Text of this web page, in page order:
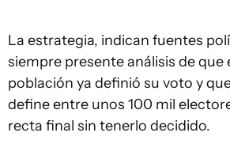
La estrategia, indican fuentes
siempre presente análisis de que
población ya definió su voto y
define entre unos 100 mil
recta final sin tenerlo decidido.